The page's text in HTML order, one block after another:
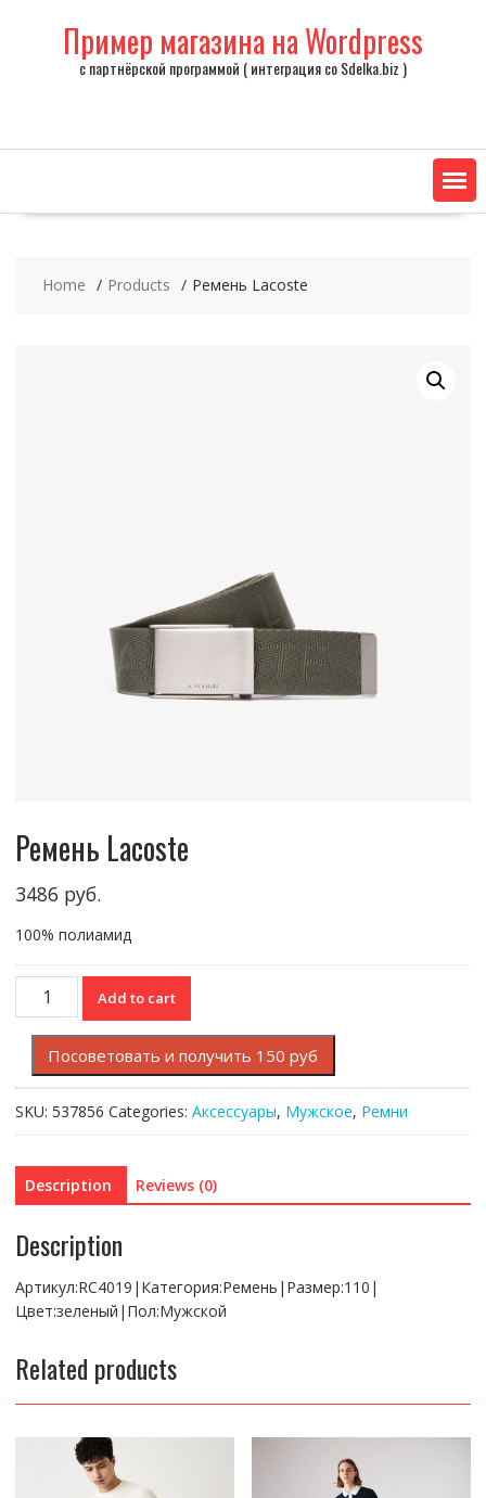
Пример магазина на Wordpress
с партнёрской программой ( интеграция со Sdelka.biz )
Home Products Ремень Lacoste
Ремень Lacoste
3486 руб.
100% полиамид
Ремень
Lacoste
quantity
Add to cart
Посоветовать и получить 150 руб
SKU: 537856 Categories: Аксессуары, Мужское, Ремни
Description Reviews (0)
Description
Артикул:RC4019|Категория:Ремень|Размер:110|
Цвет:зеленый|Пол:Мужской
Related products